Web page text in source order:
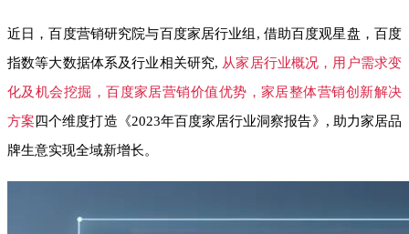
近日，百度营销研究院与百度家居行业组, 借助百度观星盘，百度
指数等大数据体系及行业相关研究, 从家居行业概况，用户需求变
化及机会挖掘，百度家居营销价值优势，家居整体营销创新解决
方案 四个维度打造《2023年百度家居行业洞察报告》, 助力家居品
牌生意实现全域新增长。